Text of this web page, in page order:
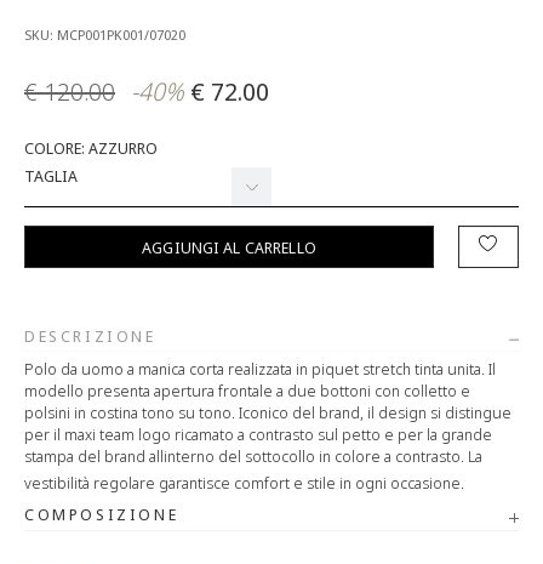
SKU: MCP001PK001/07020
€ 120.00 -40% € 72.00
COLORE: AZZURRO
TAGLIA
AGGIUNGI AL CARRELLO
DESCRIZIONE
Polo da uomo a manica corta realizzata in piquet stretch tinta unita. Il
modello presenta apertura frontale a due bottoni con colletto e
polsini in costina tono su tono. Iconico del brand, il design si distingue
per il maxi team logo ricamato a contrasto sul petto e per la grande
stampa del brand allinterno del sottocollo in colore a contrasto. La
vestibilità regolare garantisce comfort e stile in ogni occasione.
COMPOSIZIONE